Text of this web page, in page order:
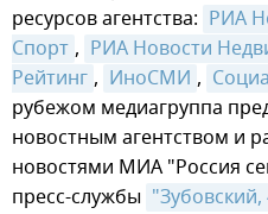
ресурсов агентства: РИА
Спорт , РИА Новости
Рейтинг , ИноСМИ ,
рубежом медиагруппа
новостным агентством и
новостями МИА "Россия
пресс-службы "Зубовский,